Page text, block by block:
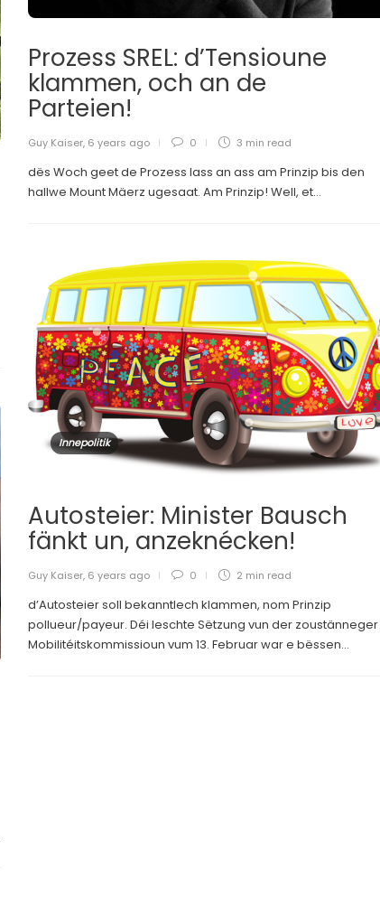
Prozess SREL: d’Tensioune
klammen, och an de
Parteien!
Guy Kaiser, 6 years ago 0 3 min read
dës Woch geet de Prozess lass an ass am Prinzip bis den
hallwe Mount Mäerz ugesaat. Am Prinzip! Well, et...
Innepolitik
Autosteier: Minister Bausch
fänkt un, anzeknécken!
Guy Kaiser, 6 years ago 0 2 min read
d’Autosteier soll bekanntlech klammen, nom Prinzip
pollueur/payeur. Déi leschte Sëtzung vun der zoustänneger
Mobilitéitskommissioun vum 13. Februar war e bëssen...